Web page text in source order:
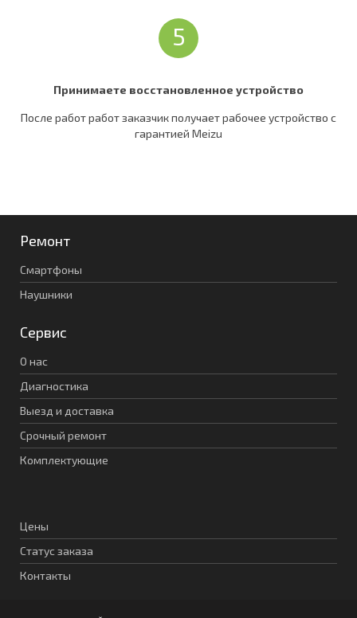
5
Принимаете восстановленное устройство
После работ работ заказчик получает рабочее устройство c
гарантией Meizu
Ремонт
Смартфоны
Наушники
Сервис
О нас
Диагностика
Выезд и доставка
Срочный ремонт
Комплектующие
Цены
Статус заказа
Контакты